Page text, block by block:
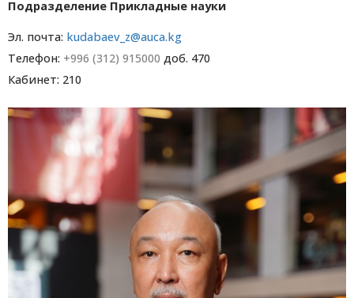
Подразделение Прикладные науки
Эл. почта: kudabaev_z@auca.kg
Телефон: +996 (312) 915000 доб. 470
Кабинет: 210